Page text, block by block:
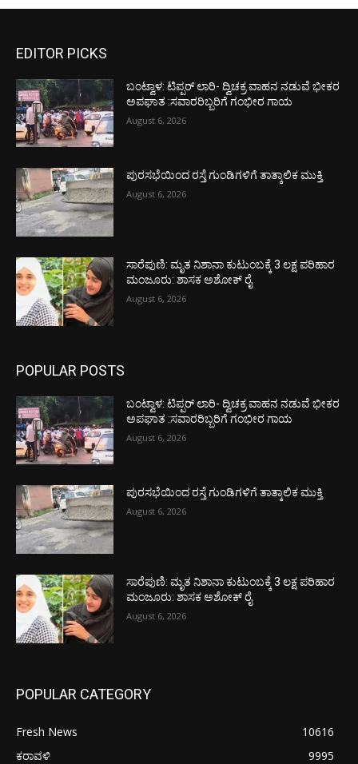
EDITOR PICKS
ಬಂಟ್ವಾಳ: ಟಿಪ್ಪರ್ ಲಾರಿ- ದ್ವಿಚಕ್ರ ವಾಹನ ನಡುವೆ ಭೀಕರ
ಅಪಘಾತ :ಸವಾರರಿಬ್ಬರಿಗೆ ಗಂಭೀರ ಗಾಯ
August 6, 2026
ಪುರಸಭೆಯಿಂದ ರಸ್ತೆ ಗುಂಡಿಗಳಿಗೆ ತಾತ್ಕಾಲಿಕ ಮುಕ್ತಿ
August 6, 2026
ಸಾರೆಪುಣಿ: ಮೃತ ನಿಶಾನಾ ಕುಟುಂಬಕ್ಕೆ 3 ಲಕ್ಷ ಪರಿಹಾರ
ಮಂಜೂರು: ಶಾಸಕ ಅಶೋಕ್ ರೈ
August 6, 2026
POPULAR POSTS
ಬಂಟ್ವಾಳ: ಟಿಪ್ಪರ್ ಲಾರಿ- ದ್ವಿಚಕ್ರ ವಾಹನ ನಡುವೆ ಭೀಕರ
ಅಪಘಾತ :ಸವಾರರಿಬ್ಬರಿಗೆ ಗಂಭೀರ ಗಾಯ
August 6, 2026
ಪುರಸಭೆಯಿಂದ ರಸ್ತೆ ಗುಂಡಿಗಳಿಗೆ ತಾತ್ಕಾಲಿಕ ಮುಕ್ತಿ
August 6, 2026
ಸಾರೆಪುಣಿ: ಮೃತ ನಿಶಾನಾ ಕುಟುಂಬಕ್ಕೆ 3 ಲಕ್ಷ ಪರಿಹಾರ
ಮಂಜೂರು: ಶಾಸಕ ಅಶೋಕ್ ರೈ
August 6, 2026
POPULAR CATEGORY
Fresh News
10616
ಕರಾವಳಿ
9995